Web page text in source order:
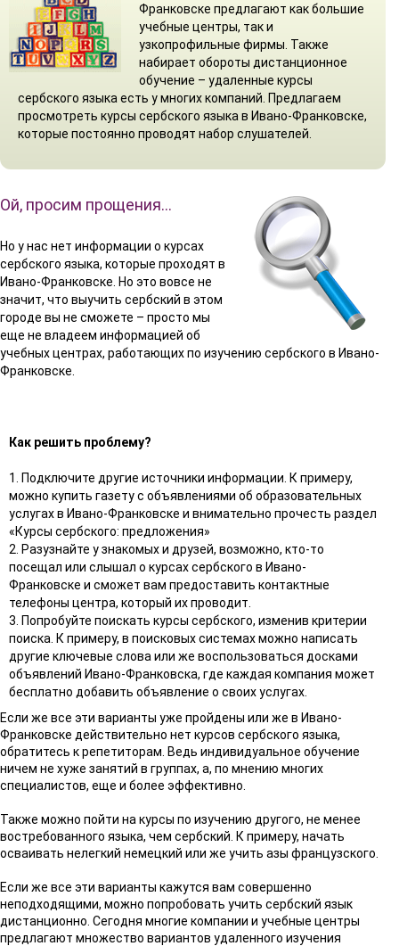
Франковске предлагают как большие
учебные центры, так и
узкопрофильные фирмы. Также
набирает обороты дистанционное
обучение – удаленные курсы
сербского языка есть у многих компаний. Предлагаем
просмотреть курсы сербского языка в Ивано-Франковске,
которые постоянно проводят набор слушателей.
Ой, просим прощения…
Но у нас нет информации о курсах
сербского языка, которые проходят в
Ивано-Франковске. Но это вовсе не
значит, что выучить сербский в этом
городе вы не сможете – просто мы
еще не владеем информацией об
учебных центрах, работающих по изучению сербского в Ивано-
Франковске.
Как решить проблему?
1. Подключите другие источники информации. К примеру,
можно купить газету с объявлениями об образовательных
услугах в Ивано-Франковске и внимательно прочесть раздел
«Курсы сербского: предложения»
2. Разузнайте у знакомых и друзей, возможно, кто-то
посещал или слышал о курсах сербского в Ивано-
Франковске и сможет вам предоставить контактные
телефоны центра, который их проводит.
3. Попробуйте поискать курсы сербского, изменив критерии
поиска. К примеру, в поисковых системах можно написать
другие ключевые слова или же воспользоваться досками
объявлений Ивано-Франковска, где каждая компания может
бесплатно добавить объявление о своих услугах.
Если же все эти варианты уже пройдены или же в Ивано-
Франковске действительно нет курсов сербского языка,
обратитесь к репетиторам. Ведь индивидуальное обучение
ничем не хуже занятий в группах, а, по мнению многих
специалистов, еще и более эффективно.
Также можно пойти на курсы по изучению другого, не менее
востребованного языка, чем сербский. К примеру, начать
осваивать нелегкий немецкий или же учить азы французского.
Если же все эти варианты кажутся вам совершенно
неподходящими, можно попробовать учить сербский язык
дистанционно. Сегодня многие компании и учебные центры
предлагают множество вариантов удаленного изучения